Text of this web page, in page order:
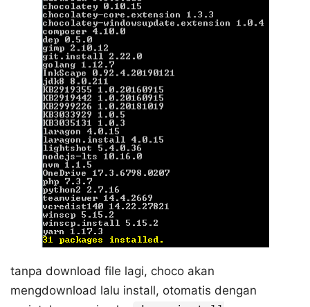
tanpa download file lagi, choco akan
mengdownload lalu install, otomatis dengan